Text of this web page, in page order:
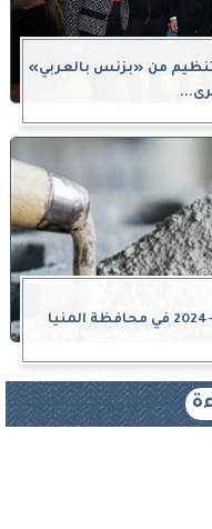
من «بزنس بالعربي»